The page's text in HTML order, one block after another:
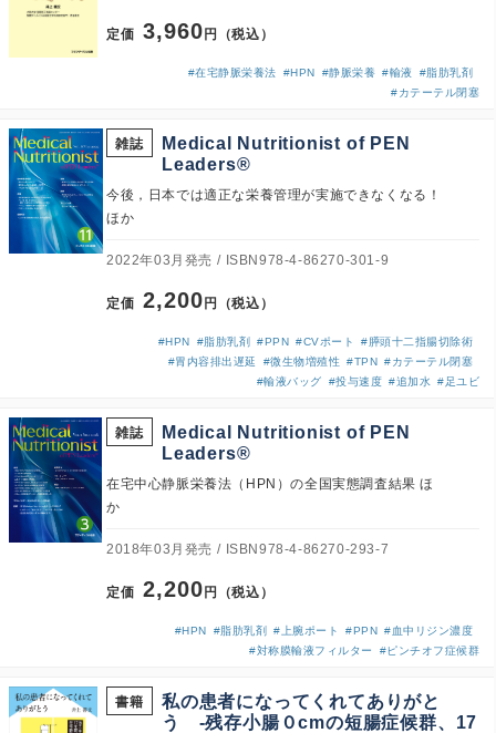
定価 3,960 円（税込）
#在宅静脈栄養法 #HPN #静脈栄養 #輸液
#脂肪乳剤
#カテーテル閉塞
雑誌
Medical Nutritionist of PEN
Leaders®
今後，日本では適正な栄養管理が実施できなくなる！
ほか
2022年03月発売 ISBN978-4-86270-301-9
定価 2,200 円（税込）
#HPN #脂肪乳剤 #PPN #CVポート
#膵頭十二指腸切除術
#胃内容排出遅延
#微生物増殖性 #TPN #カテーテル閉塞
#輸液バッグ
#投与速度 #追加水 #足ユビ
雑誌
Medical Nutritionist of PEN
Leaders®
在宅中心静脈栄養法（HPN）の全国実態調査結果 ほ
か
2018年03月発売 ISBN978-4-86270-293-7
定価 2,200 円（税込）
#HPN #脂肪乳剤 #上腕ポート #PPN #血中リジン濃度
#対称膜輸液フィルター
#ピンチオフ症候群
書籍
私の患者になってくれてありがと
う -残存小腸０cmの短腸症候群、17